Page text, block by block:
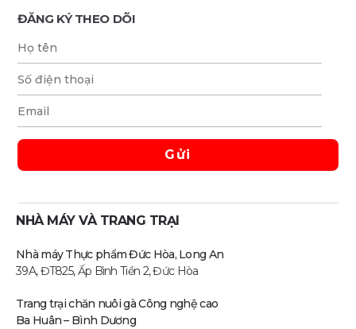
ĐĂNG KÝ THEO DÕI
NHÀ MÁY VÀ TRANG TRẠI
Nhà máy Thực phẩm Đức Hòa, Long An
39A, ĐT825, Ấp Bình Tiền 2, Đức Hòa
Trang trại chăn nuôi gà Công nghệ cao
Ba Huân – Bình Dương